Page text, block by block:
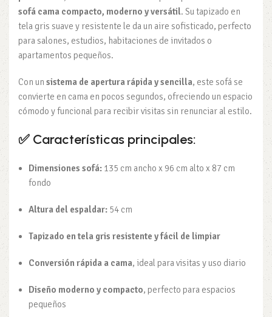
sofá cama compacto, moderno y versátil. Su tapizado en
tela gris suave y resistente le da un aire sofisticado, perfecto
para salones, estudios, habitaciones de invitados o
apartamentos pequeños.
Con un sistema de apertura rápida y sencilla, este sofá se
convierte en cama en pocos segundos, ofreciendo un espacio
cómodo y funcional para recibir visitas sin renunciar al estilo.
✅ Características principales:
Dimensiones sofá: 135 cm ancho x 96 cm alto x 87 cm
fondo
Altura del espaldar: 54 cm
Tapizado en tela gris resistente y fácil de limpiar
Conversión rápida a cama, ideal para visitas y uso diario
Diseño moderno y compacto, perfecto para espacios
pequeños